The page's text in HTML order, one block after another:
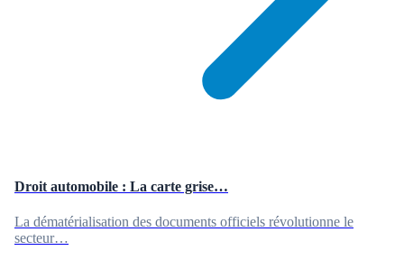
Droit automobile : La carte grise…
La dématérialisation des documents officiels révolutionne le
secteur…